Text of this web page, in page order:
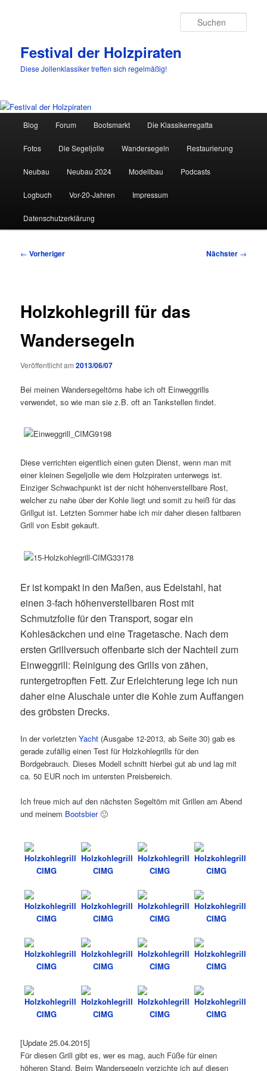
Festival der Holzpiraten
Diese Jollenklassiker treffen sich regelmäßig!
Zum
primären
Inhalt
springen
Blog Forum Bootsmarkt Die Klassikerregatta
Fotos Die Segeljolle Wandersegeln Restaurierung
Neubau Neubau 2024 Modellbau Podcasts
Logbuch Vor-20-Jahren Impressum
Datenschutzerklärung
Beitragsnavigation
← Vorheriger Nächster →
Holzkohlegrill für das
Wandersegeln
Veröffentlicht am2013/06/07
Bei meinen Wandersegeltörns habe ich oft Einweggrills
verwendet, so wie man sie z.B. oft an Tankstellen findet.
Diese verrichten eigentlich einen guten Dienst, wenn man mit
einer kleinen Segeljolle wie dem Holzpiraten unterwegs ist.
Einziger Schwachpunkt ist der nicht höhenverstellbare Rost,
welcher zu nahe über der Kohle liegt und somit zu heiß für das
Grillgut ist. Letzten Sommer habe ich mir daher diesen faltbaren
Grill von Esbit gekauft.
Er ist kompakt in den Maßen, aus Edelstahl, hat
einen 3-fach höhenverstellbaren Rost mit
Schmutzfolie für den Transport, sogar ein
Kohlesäckchen und eine Tragetasche. Nach dem
ersten Grillversuch offenbarte sich der Nachteil zum
Einweggrill: Reinigung des Grills von zähen,
runtergetropften Fett. Zur Erleichterung lege ich nun
daher eine Aluschale unter die Kohle zum Auffangen
des gröbsten Drecks.
In der vorletztenYacht (Ausgabe 12-2013, ab Seite 30) gab es
gerade zufällig einen Test für Holzkohlegrills für den
Bordgebrauch. Dieses Modell schnitt hierbei gut ab und lag mit
ca. 50 EUR noch im untersten Preisbereich.
Ich freue mich auf den nächsten Segeltörn mit Grillen am Abend
und meinem Bootsbier🙂
[Update 25.04.2015]
Für diesen Grill gibt es, wer es mag, auch Füße für einen
höheren Stand. Beim Wandersegeln verzichte ich auf diesen